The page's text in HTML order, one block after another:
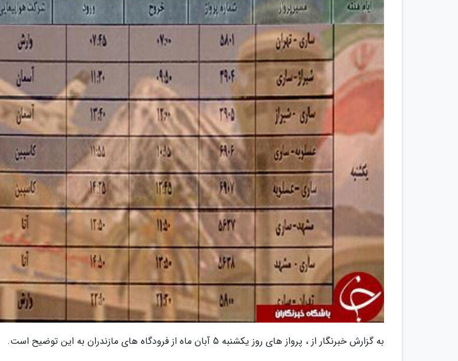
به گزارش خبرنگار از ، پرواز های روز یکشنبه 5 آبان ماه از فرودگاه های مازندران به این توضیح است.